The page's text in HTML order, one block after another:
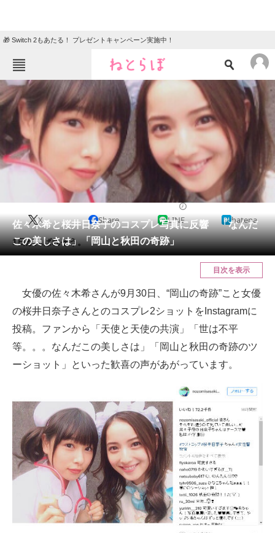
🎁 Switch 2もあたる！ プレゼントキャンペーン実施中！
ねとらぼメニュー
TOP
エンタメ クイズ
グルメ 地域
教育・育児
リサーチ
会員記事
メディア
ITの今と未来を見通す
スマホと通信の最新トレンド
進化するPCとデバイスの未来
ビジネスと働き方のヒント
AI活用のいまが分かる
企業ITのトレンドを詳説
経営リーダーのコミュニティ
マーケ×ITの今がよく分かる
佐々木希と桜井日奈子のコスプレ写真に反響 「なんだ
この美しさは」「岡山と秋田の奇跡」
X Share LINE hatena
1日がんばれそう。
目次を表示
女優の佐々木希さんが9月30日、“岡山の奇跡”こと女優
の桜井日奈子さんとのコスプレ2ショットをInstagramに
投稿。ファンから「天使と天使の共演」「世は不平
等。。。なんだこの美しさは」「岡山と秋田の奇跡のツ
ーショット」といった歓喜の声があがっています。